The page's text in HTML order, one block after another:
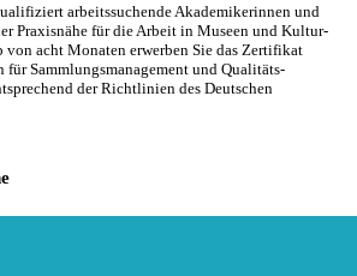
arbeitssuchende Akademikerinnen und
Praxisnähe für die Arbeit in Museen und Kul­tur­
acht Monaten erwerben Sie das Zertifikat
für Sammlungs­management und Qualitäts­
der Richtlinien des Deutschen